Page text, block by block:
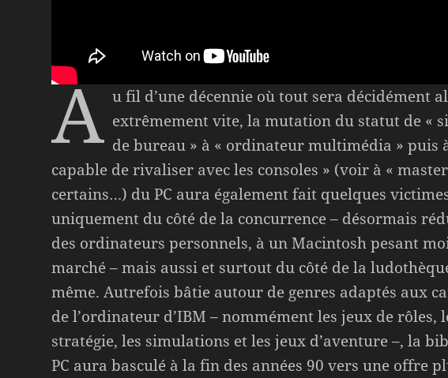
A u fil d’une décennie où tout sera décidément
extrêmement vite, la mutation du statut de «
de bureau » à « ordinateur multimédia » puis
capable de rivaliser avec les consoles » (voir à «
certains…) du PC aura également fait quelques
uniquement du côté de la concurrence – désormais
des ordinateurs personnels, à un Macintosh pesant
marché – mais aussi et surtout du côté de la
même. Autrefois bâtie autour de genres adaptés aux
de l’ordinateur d’IBM – nommément les jeux de rôles,
stratégie, les simulations et les jeux d’aventure –, la
PC aura basculé à la fin des années 90 vers une offre